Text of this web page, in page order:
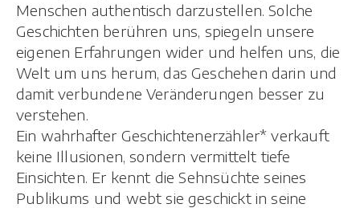
Menschen authentisch darzustellen. Solche
Geschichten berühren uns, spiegeln unsere
eigenen Erfahrungen wider und helfen uns, die
Welt um uns herum, das Geschehen darin und
damit verbundene Veränderungen besser zu
verstehen.
Ein wahrhafter Geschichtenerzähler* verkauft
keine Illusionen, sondern vermittelt tiefe
Einsichten. Er kennt die Sehnsüchte seines
Publikums und webt sie geschickt in seine